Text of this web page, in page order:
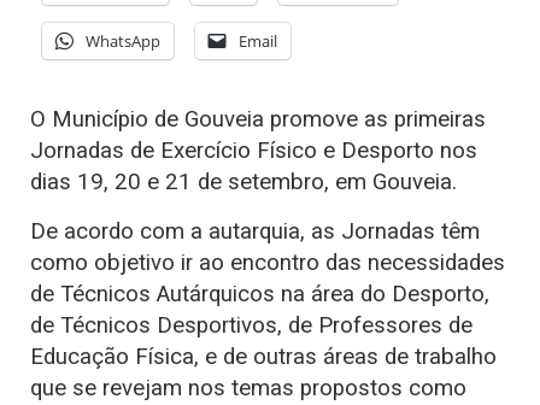
WhatsApp Email
O Município de Gouveia promove as primeiras
Jornadas de Exercício Físico e Desporto nos
dias 19, 20 e 21 de setembro, em Gouveia.
De acordo com a autarquia, as Jornadas têm
como objetivo ir ao encontro das necessidades
de Técnicos Autárquicos na área do Desporto,
de Técnicos Desportivos, de Professores de
Educação Física, e de outras áreas de trabalho
que se revejam nos temas propostos como